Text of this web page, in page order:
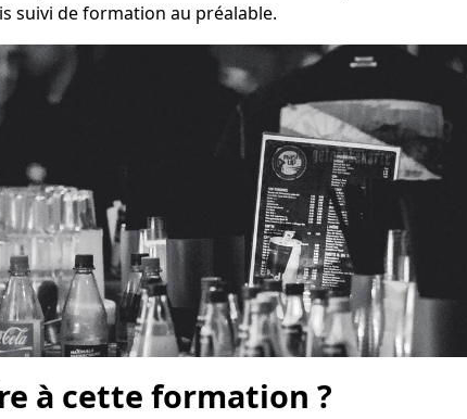
suivi de formation au préalable.
à cette formation ?